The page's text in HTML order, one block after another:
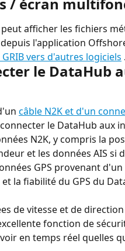
afficher les fichiers
l'application
vers d'autres logiciels .
le DataHub
câble N2K et d'un
le DataHub aux
N2K, y compris la
et les données AIS si
GPS provenant
la fiabilité du GPS du
de vitesse et de
fonction de
en temps réel quelles